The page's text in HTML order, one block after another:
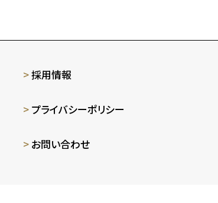
採用情報
プライバシーポリシー
お問い合わせ